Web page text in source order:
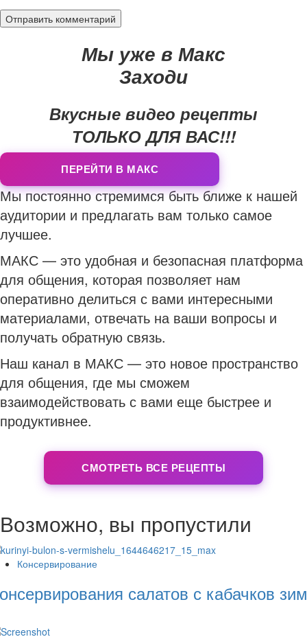
Мы уже в Макс
Заходи
Вкусные видео рецепты
ТОЛЬКО ДЛЯ ВАС!!!
ПЕРЕЙТИ В МАКС
Мы постоянно стремимся быть ближе к нашей
аудитории и предлагать вам только самое
лучшее.
МАКС — это удобная и безопасная платформа
для общения, которая позволяет нам
оперативно делиться с вами интересными
материалами, отвечать на ваши вопросы и
получать обратную связь.
Наш канал в МАКС — это новое пространство
для общения, где мы сможем
взаимодействовать с вами еще быстрее и
продуктивнее.
СМОТРЕТЬ ВСЕ РЕЦЕПТЫ
Возможно, вы пропустили
Консервирование
салатов с кабачков